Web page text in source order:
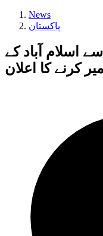
News
پاکستان
اسلام آباد کے
کرنے کا اعلان